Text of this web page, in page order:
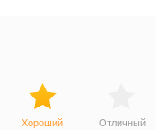
Хороший Отличный